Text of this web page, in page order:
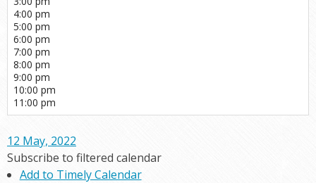
4:00 pm
5:00 pm
6:00 pm
7:00 pm
8:00 pm
9:00 pm
10:00 pm
11:00 pm
12 May, 2022
Subscribe to filtered calendar
Add to Timely Calendar